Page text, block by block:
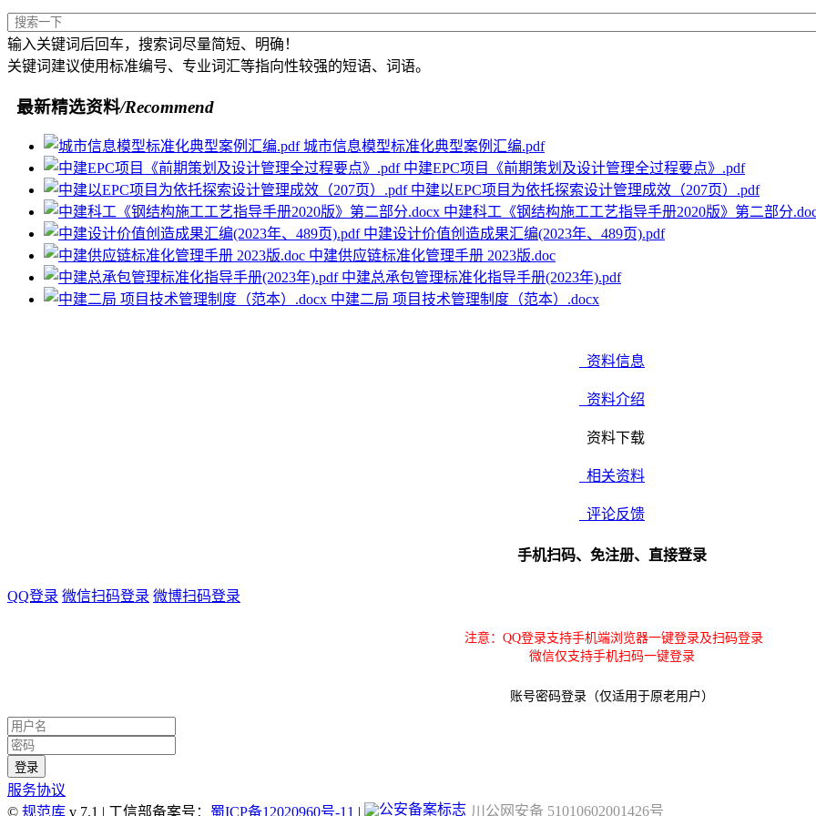
输入关键词后回车，搜索词尽量简短、明确！
关键词建议使用标准编号、专业词汇等指向性较强的短语、词语。
最新精选资料/Recommend
城市信息模型标准化典型案例汇编.pdf
中建EPC项目《前期策划及设计管理全过程要点》.pdf
中建以EPC项目为依托探索设计管理成效（207页）.pdf
中建科工《钢结构施工工艺指导手册2020版》第二部分
中建设计价值创造成果汇编(2023年、489页).pdf
中建供应链标准化管理手册 2023版.doc
中建总承包管理标准化指导手册(2023年).pdf
中建二局 项目技术管理制度（范本）.docx
资料信息
资料介绍
资料下载
相关资料
评论反馈
手机扫码、免注册、直接登录
QQ登录 微信扫码登录 微博扫码登录
注意：QQ登录支持手机端浏览器一键登录及扫码登录
微信仅支持手机扫码一键登录
账号密码登录（仅适用于原老用户）
服务协议
© 规范库 v 7.1 | 工信部备案号： 蜀ICP备12020960号-11 | 川公网安备 51010602001426号